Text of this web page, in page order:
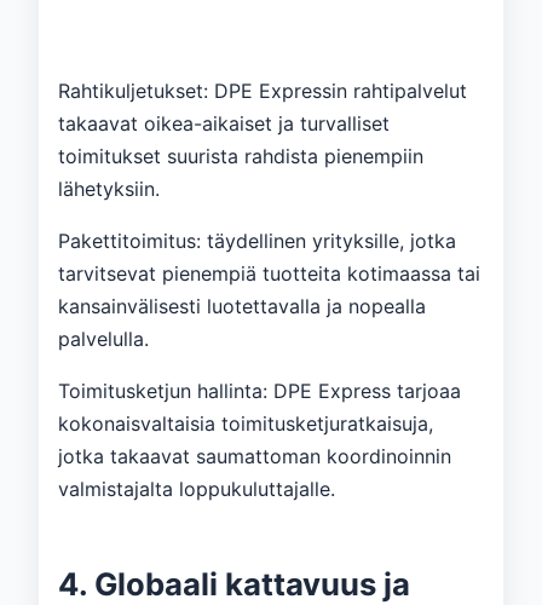
Rahtikuljetukset: DPE Expressin rahtipalvelut
takaavat oikea-aikaiset ja turvalliset
toimitukset suurista rahdista pienempiin
lähetyksiin.
Pakettitoimitus: täydellinen yrityksille, jotka
tarvitsevat pienempiä tuotteita kotimaassa tai
kansainvälisesti luotettavalla ja nopealla
palvelulla.
Toimitusketjun hallinta: DPE Express tarjoaa
kokonaisvaltaisia ​​toimitusketjuratkaisuja,
jotka takaavat saumattoman koordinoinnin
valmistajalta loppukuluttajalle.
4. Globaali kattavuus ja